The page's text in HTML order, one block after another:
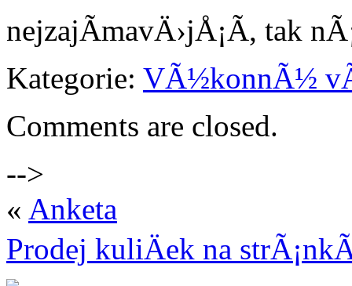
nejzajÃ­mavÄ›jÅ¡Ã­, tak
Kategorie: VÃ½konnÃ½
Comments are closed.
-->
« Anketa
Prodej kuliÄek na